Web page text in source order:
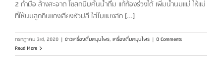
2 กำมือ ล้างสะอาด โขลกบีบคั้นน้ำดื่ม แก้ท้องร่วงได้ เพิ่มน้ำนมแม่ ให้แม่
ที่ให้นมลูกกินแกงเลียงหัวปลี ใส่ใบแมงลัก [...]
กรกฎาคม 3rd, 2020 | ข่าวเครื่องดื่มสมุนไพร, เครื่องดื่มสมุนไพร | 0 Comments
Read More